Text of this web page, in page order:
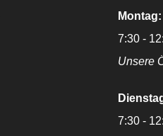
Montag:
7:30 -
Unsere
7:30 -